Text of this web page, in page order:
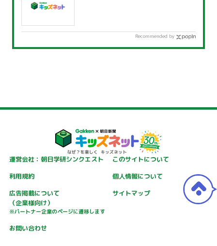
Recommended by
運営会社：朝日学研シンクエスト
このサイトについて
利用規約
個人情報について
広告掲載について
（企業様向け）
※パートナー企業のページに遷移します
サイトマップ
お問い合わせ